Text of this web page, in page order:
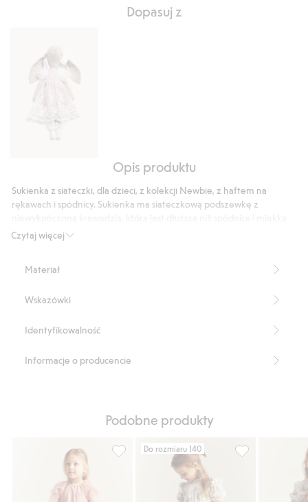
Dopasuj z
Opis produktu
Czytaj więcej
Sukienka z siateczki, dla dzieci, z kolekcji Newbie, z haftem na
rękawach i spódnicy. Sukienka ma siateczkową podszewkę z
bawełnianą podszewkę. Guziki na plecach i falbanki z siateczki na
Numer artykułu
Materiał
Wskazówki
Identyfikowalność
Informacje o producencie
Podobne produkty
Sukienka z siateczki, z falbanami, Dodaj
Do rozmiaru 140
Sukienka z